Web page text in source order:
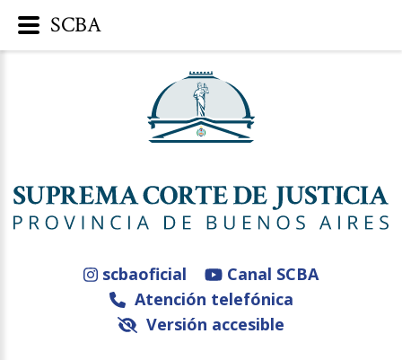
scbaoficial
Canal SCBA
Atención telefónica
Versión accesible
SCBA